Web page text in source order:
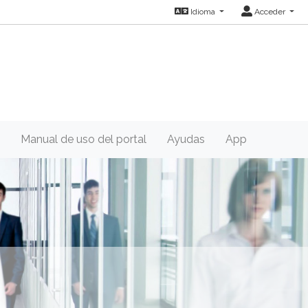
Idioma Acceder
Manual de uso del portal Ayudas App